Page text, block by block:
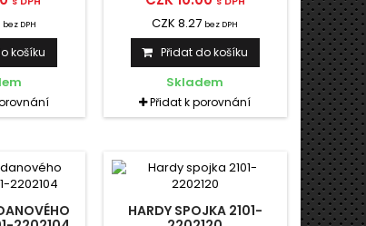
bez DPH
košíku
CZK 8.27 bez DPH
Přidat do košíku
Skladem
Přidat k porovnání
HARDY SPOJKA 2101-